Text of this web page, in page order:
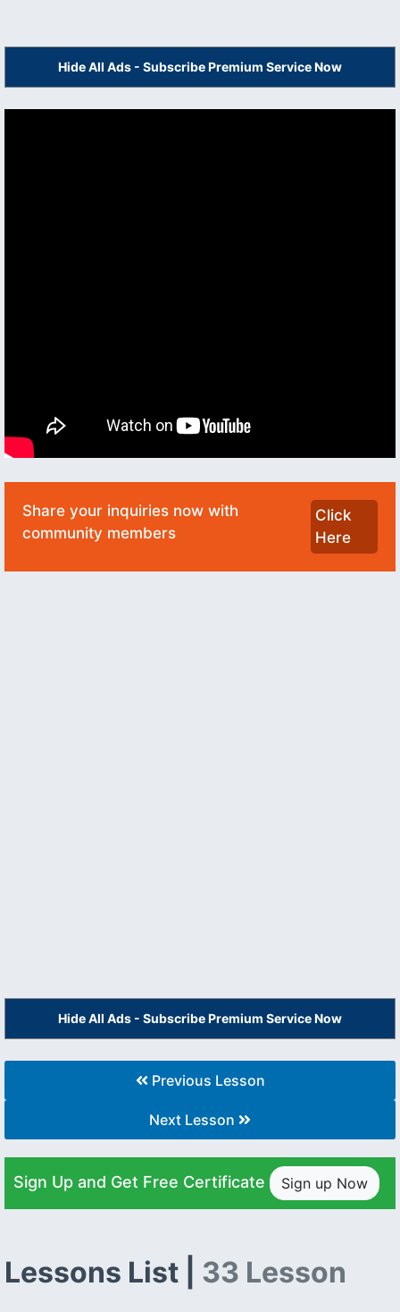
Hide All Ads - Subscribe Premium Service Now
Share your inquiries now with
community members
Click
Here
Hide All Ads - Subscribe Premium Service Now
Previous Lesson
Next Lesson
Sign Up and Get Free Certificate Sign up Now
Lessons List | 33 Lesson